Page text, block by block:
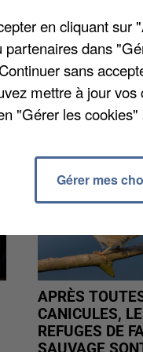
entre Paris et les
frais, sauf pour
APRÈS
CANICULES,
REFUGES DE
en cliquant sur
partenaires dans
sans
mettre à jour
"Gérer les
Gérer mes